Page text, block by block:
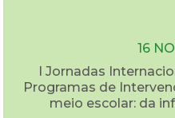
16
I Jornadas
Programas de
meio escolar: da